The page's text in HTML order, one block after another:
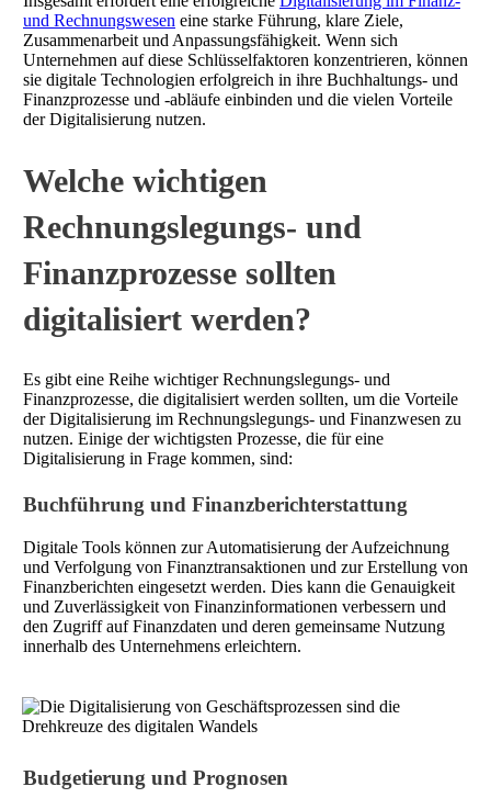
und Rechnungswesen eine starke Führung, klare Ziele,
Zusammenarbeit und Anpassungsfähigkeit. Wenn sich
Unternehmen auf diese Schlüsselfaktoren konzentrieren, können
sie digitale Technologien erfolgreich in ihre Buchhaltungs- und
Finanzprozesse und -abläufe einbinden und die vielen Vorteile
der Digitalisierung nutzen.
Welche wichtigen
Rechnungslegungs- und
Finanzprozesse sollten
digitalisiert werden?
Es gibt eine Reihe wichtiger Rechnungslegungs- und
Finanzprozesse, die digitalisiert werden sollten, um die Vorteile
der Digitalisierung im Rechnungslegungs- und Finanzwesen zu
nutzen. Einige der wichtigsten Prozesse, die für eine
Digitalisierung in Frage kommen, sind:
Buchführung und Finanzberichterstattung
Digitale Tools können zur Automatisierung der Aufzeichnung
und Verfolgung von Finanztransaktionen und zur Erstellung von
Finanzberichten eingesetzt werden. Dies kann die Genauigkeit
und Zuverlässigkeit von Finanzinformationen verbessern und
den Zugriff auf Finanzdaten und deren gemeinsame Nutzung
innerhalb des Unternehmens erleichtern.
Budgetierung und Prognosen